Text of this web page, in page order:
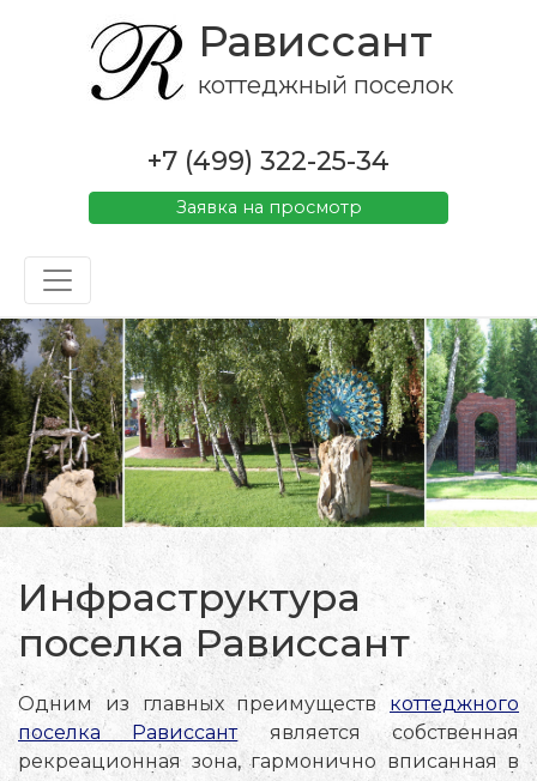
Рависсант
коттеджный поселок
+7 (499) 322-25-34
Заявка на просмотр
Инфраструктура
поселка Рависсант
Одним из главных преимуществ коттеджного
поселка Рависсантявляется собственная
рекреационная зона, гармонично вписанная в